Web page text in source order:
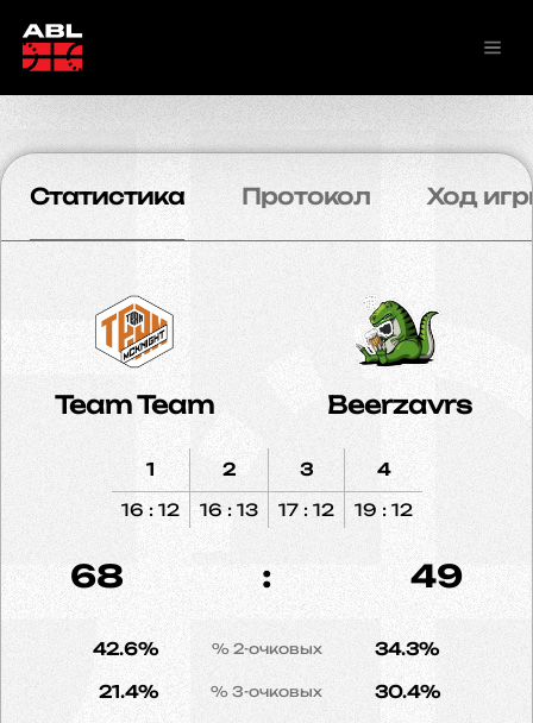
Статистика Протокол Ход
Team Team Beerzavrs
1
16 : 12
2
16 : 13
3
17 : 12
4
19 : 12
68 : 49
42.6% % 2-очковых 34.3%
21.4% % 3-очковых 30.4%